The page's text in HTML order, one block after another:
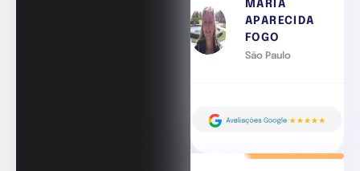
MARIA
APARECIDA
FOGO
São Paulo